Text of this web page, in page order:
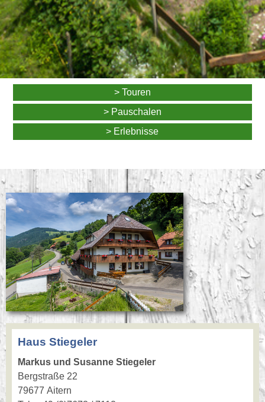
> Touren
> Pauschalen
> Erlebnisse
Haus Stiegeler
Markus und Susanne Stiegeler
Bergstraße 22
79677 Aitern